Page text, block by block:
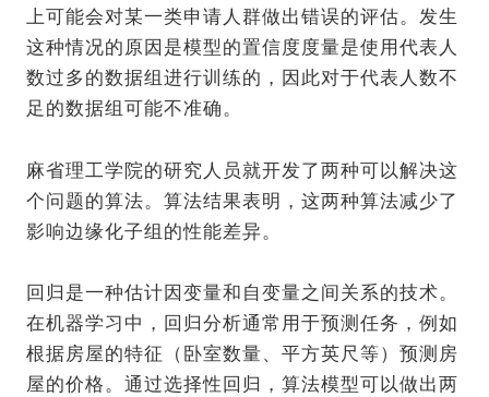
上可能会对某一类申请人群做出错误的评估。发生
这种情况的原因是模型的置信度度量是使用代表人
数过多的数据组进行训练的，因此对于代表人数不
足的数据组可能不准确。
麻省理工学院的研究人员就开发了两种可以解决这
个问题的算法。算法结果表明，这两种算法减少了
影响边缘化子组的性能差异。
回归是一种估计因变量和自变量之间关系的技术。
在机器学习中，回归分析通常用于预测任务，例如
根据房屋的特征（卧室数量、平方英尺等）预测房
屋的价格。通过选择性回归，算法模型可以做出两